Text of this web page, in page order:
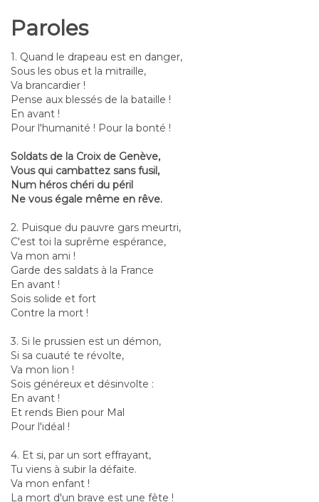
Paroles
1. Quand le drapeau est en danger,
Sous les obus et la mitraille,
Va brancardier !
Pense aux blessés de la bataille !
En avant !
Pour l'humanité ! Pour la bonté !
Soldats de la Croix de Genève,
Vous qui cambattez sans fusil,
Num héros chéri du péril
Ne vous égale même en rêve.
2. Puisque du pauvre gars meurtri,
C'est toi la suprême espérance,
Va mon ami !
Garde des saldats à la France
En avant !
Sois solide et fort
Contre la mort !
3. Si le prussien est un démon,
Si sa cuauté te révolte,
Va mon lion !
Sois généreux et désinvolte :
En avant !
Et rends Bien pour Mal
Pour l'idéal !
4. Et si, par un sort effrayant,
Tu viens à subir la défaite.
Va mon enfant !
La mort d'un brave est une fête !